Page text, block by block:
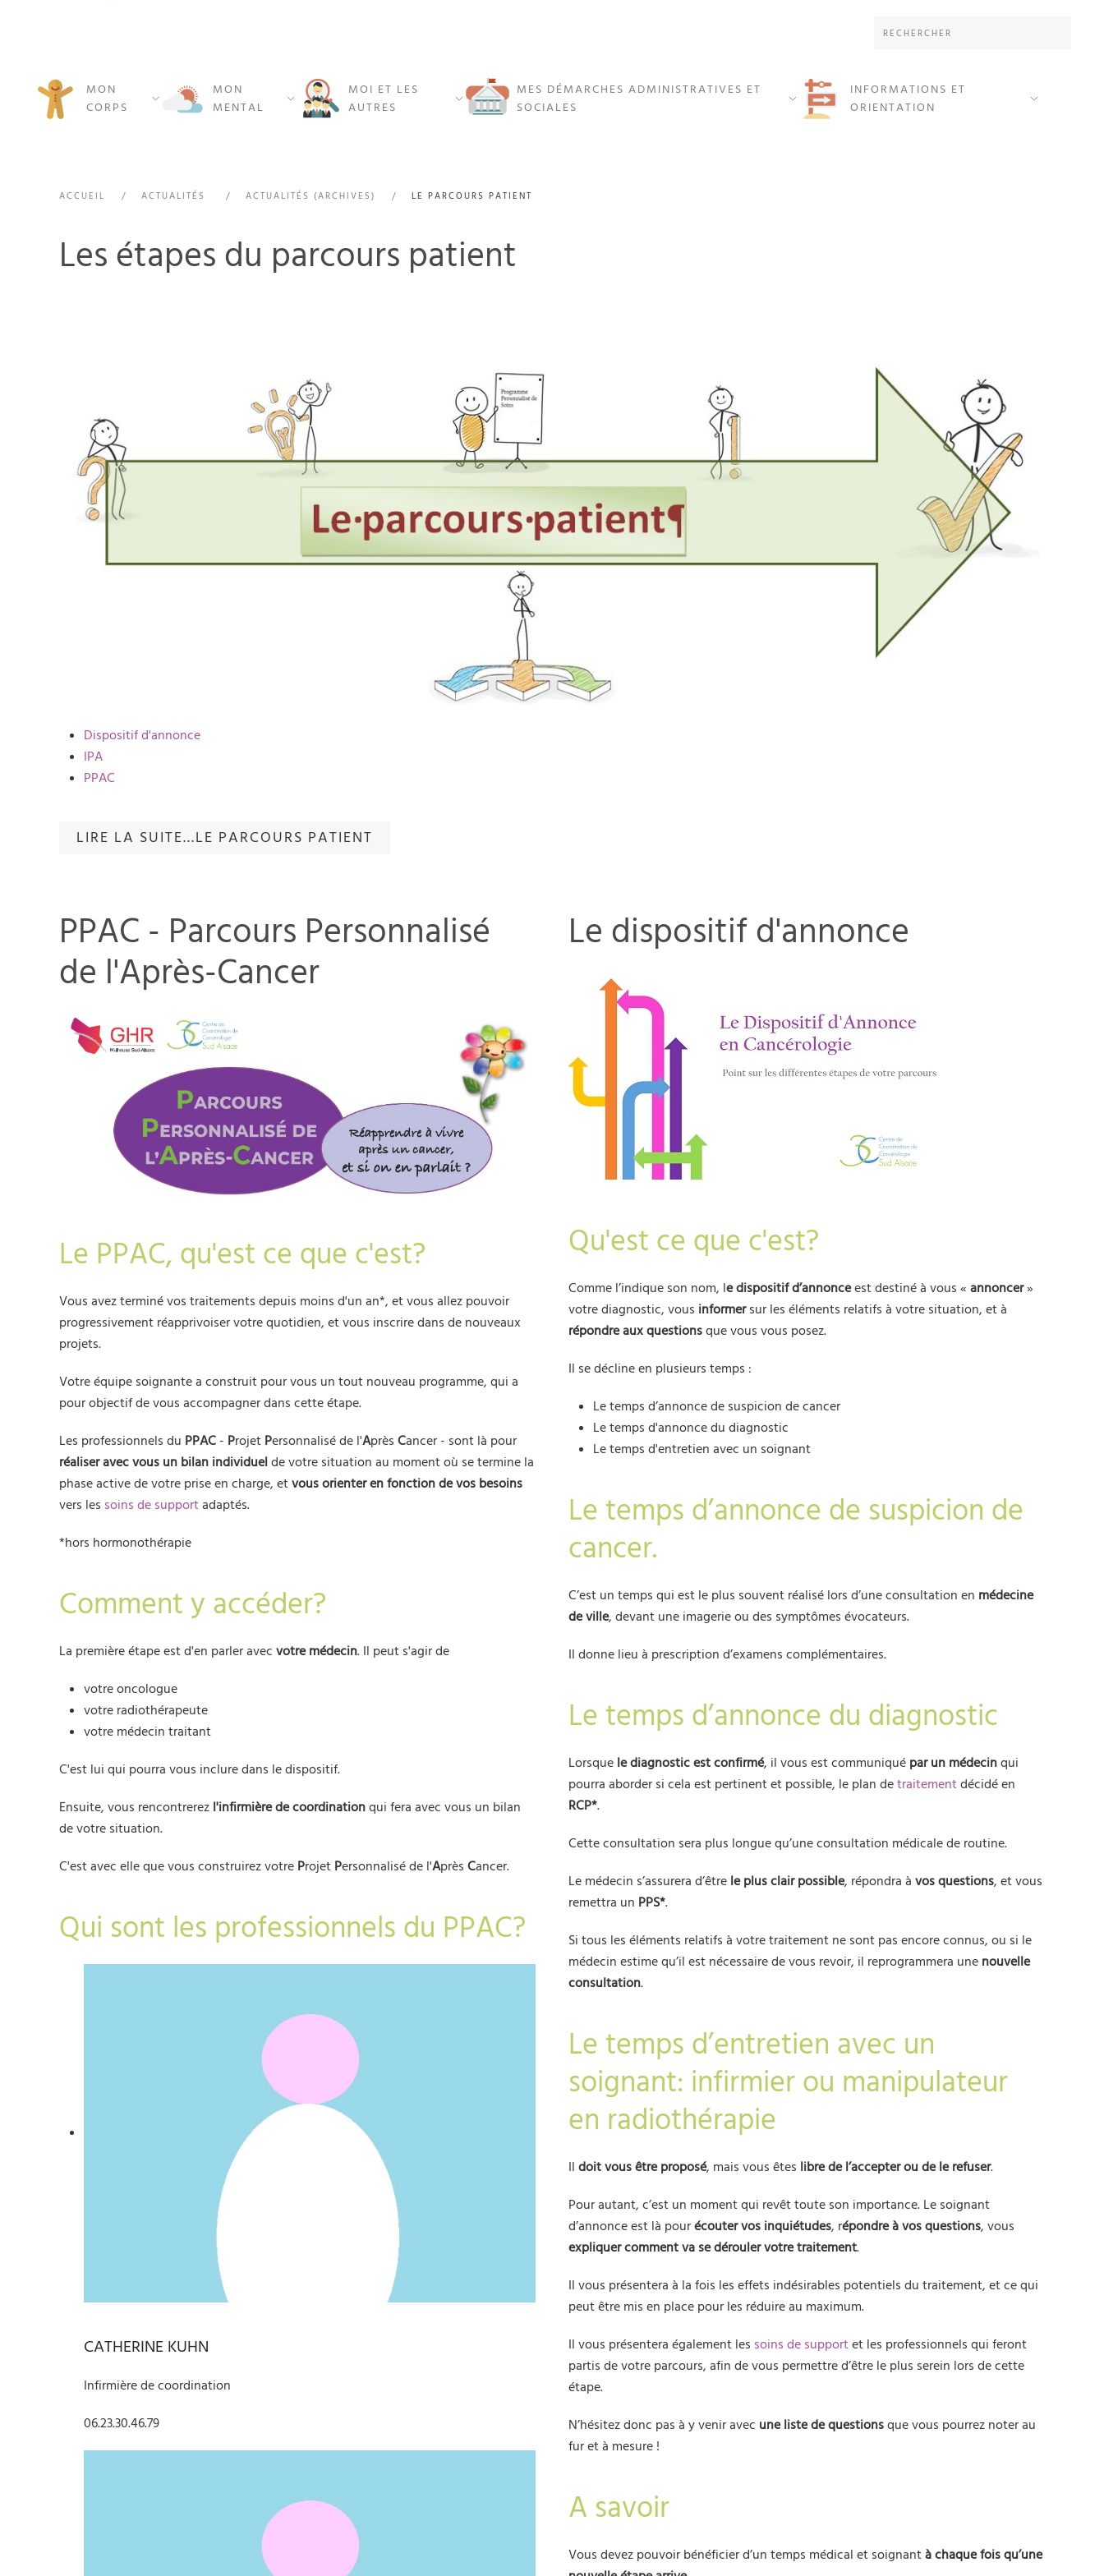
MON
CORPS
MON
MENTAL
MOI ET LES
AUTRES
MES DÉMARCHES ADMINISTRATIVES ET
SOCIALES
INFORMATIONS ET
ORIENTATION
ACCUEIL ACTUALITÉS ACTUALITÉS (ARCHIVES) LE PARCOURS PATIENT
Les étapes du parcours patient
Dispositif d'annonce
IPA
PPAC
LIRE LA SUITE...LE PARCOURS PATIENT
PPAC - Parcours Personnalisé
de l'Après-Cancer
Le PPAC, qu'est ce que c'est?
Vous avez terminé vos traitements depuis moins d'un an*, et vous allez pouvoir
progressivement réapprivoiser votre quotidien, et vous inscrire dans de nouveaux
projets.
Votre équipe soignante a construit pour vous un tout nouveau programme, qui a
pour objectif de vous accompagner dans cette étape.
Les professionnels du PPAC - Projet Personnalisé de l'Après Cancer - sont là pour
réaliser avec vous un bilan individuelde votre situation au moment où se termine la
phase active de votre prise en charge, etvous orienter en fonction de vos besoins
vers les soins de supportadaptés.
*hors hormonothérapie
Comment y accéder?
La première étape est d'en parler avec votre médecin. Il peut s'agir de
votre oncologue
votre radiothérapeute
votre médecin traitant
C'est lui qui pourra vous inclure dans le dispositif.
Ensuite, vous rencontrerez l'infirmière de coordinationqui fera avec vous un bilan
de votre situation.
C'est avec elle que vous construirez votre Projet Personnalisé de l'Après Cancer.
Qui sont les professionnels du PPAC?
CATHERINE KUHN
Infirmière de coordination
06.23.30.46.79
Le dispositif d'annonce
Qu'est ce que c'est?
Comme l’indique son nom, le dispositif d’annonceest destiné à vous « annoncer»
votre diagnostic, vous informersur les éléments relatifs à votre situation, et à
répondre aux questionsque vous vous posez.
Il se décline en plusieurs temps :
Le temps d’annonce de suspicion de cancer
Le temps d'annonce du diagnostic
Le temps d'entretien avec un soignant
Le temps d’annonce de suspicion de
cancer.
C’est un temps qui est le plus souvent réalisé lors d’une consultation en médecine
de ville, devant une imagerie ou des symptômes évocateurs.
Il donne lieu à prescription d’examens complémentaires.
Le temps d’annonce du diagnostic
Lorsque le diagnostic est confirmé, il vous est communiqué par un médecinqui
pourra aborder si cela est pertinent et possible, le plan detraitementdécidé en
RCP*.
Cette consultation sera plus longue qu’une consultation médicale de routine.
Le médecin s’assurera d’être le plus clair possible, répondra à vos questions, et vous
remettra un PPS*.
Si tous les éléments relatifs à votre traitement ne sont pas encore connus, ou si le
médecin estime qu’il est nécessaire de vous revoir, il reprogrammera une nouvelle
consultation.
Le temps d’entretien avec un
soignant: infirmier ou manipulateur
en radiothérapie
Il doit vous être proposé, mais vous êtes libre de l’accepter ou de le refuser.
Pour autant, c’est un moment qui revêt toute son importance. Le soignant
d’annonce est là pourécouter vos inquiétudes, répondre à vos questions, vous
expliquer comment va se dérouler votre traitement.
Il vous présentera à la fois les effets indésirables potentiels du traitement, et ce qui
peut être mis en place pour les réduire au maximum.
Il vous présentera également les soins de supportet les professionnels qui feront
partis de votre parcours, afin de vous permettre d’être le plus serein lors de cette
étape.
N’hésitez donc pas à y venir avec une liste de questionsque vous pourrez noter au
fur et à mesure !
A savoir
Vous devez pouvoir bénéficier d’un temps médical et soignantà chaque fois qu’une